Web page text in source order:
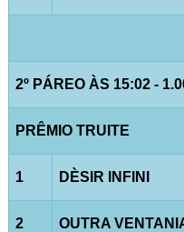
2º PÁREO ÀS 15:02 -
PRÊMIO TRUITE
1 DÈSIR INFINI
2 OUTRA